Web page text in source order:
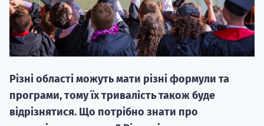
Різні області можуть мати різні формули та
програми, тому їх тривалість також буде
відрізнятися. Що потрібно знати про
20.09
"Навчання
НАБІР